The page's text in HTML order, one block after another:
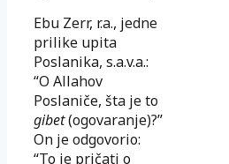
Ebu Zerr, r.a., jedne
prilike upita
Poslanika, s.a.v.a.:
“O Allahov
Poslaniče, šta je to
gibet(ogovaranje)?”
On je odgovorio:
“To je pričati o